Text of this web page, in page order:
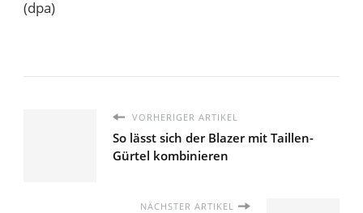
(dpa)
VORHERIGER ARTIKEL
So lässt sich der Blazer mit Taillen-
Gürtel kombinieren
NÄCHSTER ARTIKEL